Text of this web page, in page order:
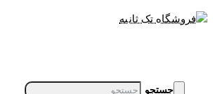
جستجو